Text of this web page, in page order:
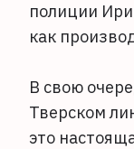
полиции
как
В свою
Тверском
это